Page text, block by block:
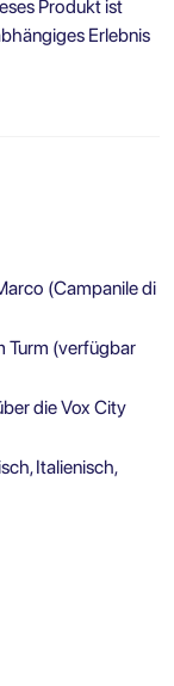
Produkt ist
Erlebnis
(Campanile di
Turm (verfügbar
die Vox City
Italienisch,